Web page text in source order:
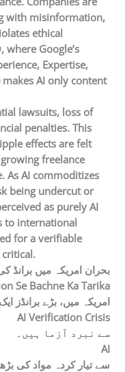
with misinformation,
ethical
where Google’s
Expertise,
AI only content
lawsuits, loss of
penalties. This
effects are felt
freelance
As AI commoditizes
being undercut or
as purely AI
to international
for a verifiable
بحران امریکہ میں
Se Bachne Ka Tarika
امریکہ میں، بڑے برانڈز
AI Verification Crisis
سے نبرد آزما ہیں۔
AI
سے تیار کردہ مواد کی